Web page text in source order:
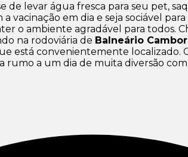
de levar água fresca para seu pet,
vacinação em dia e seja sociável
o ambiente agradável para todos.
na rodoviária de Balneário
está convenientemente localizado.
a um dia de muita diversão